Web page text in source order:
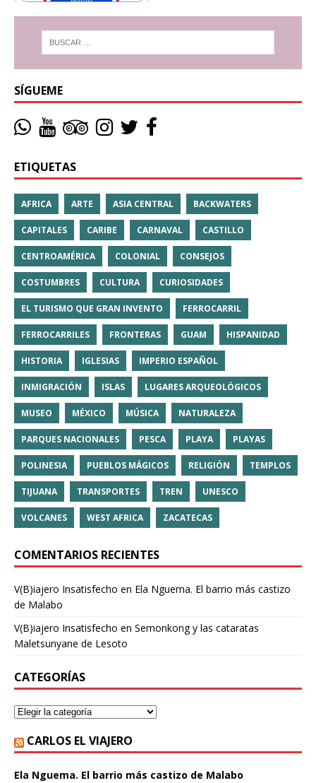
SÍGUEME
ETIQUETAS
AFRICA ARTE ASIA CENTRAL BACKWATERS
CAPITALES CARIBE CARNAVAL CASTILLO
CENTROAMÉRICA COLONIAL CONSEJOS
COSTUMBRES CULTURA CURIOSIDADES
EL TURISMO QUE GRAN INVENTO FERROCARRIL
FERROCARRILES FRONTERAS GUAM HISPANIDAD
HISTORIA IGLESIAS IMPERIO ESPAÑOL
INMIGRACIÓN ISLAS LUGARES ARQUEOLÓGICOS
MUSEO MÉXICO MÚSICA NATURALEZA
PARQUES NACIONALES PESCA PLAYA PLAYAS
POLINESIA PUEBLOS MÁGICOS RELIGIÓN TEMPLOS
TIJUANA TRANSPORTES TREN UNESCO
VOLCANES WEST AFRICA ZACATECAS
COMENTARIOS RECIENTES
V(B)iajero Insatisfecho en Ela Nguema. El barrio más castizo
de Malabo
V(B)iajero Insatisfecho en Semonkong y las cataratas
Maletsunyane de Lesoto
CATEGORÍAS
CARLOS EL VIAJERO
Ela Nguema. El barrio más castizo de Malabo